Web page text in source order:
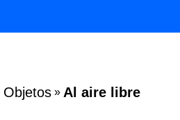
Objetos » Al aire libre